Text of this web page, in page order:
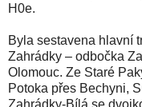
H0e.
Byla sestavena hlavní
Zahrádky – odbočka
Olomouc. Ze Staré
Potoka přes Bechyni,
Zahrádky-Bílá se